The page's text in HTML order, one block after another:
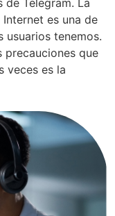
es una de
usuarios tenemos.
precauciones que
veces es la